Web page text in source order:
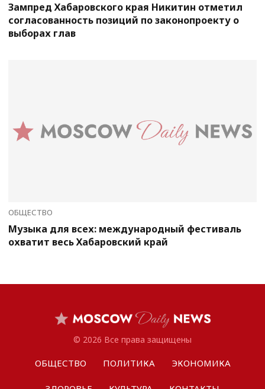
Зампред Хабаровского края Никитин отметил
согласованность позиций по законопроекту о
выборах глав
ОБЩЕСТВО
Музыка для всех: международный фестиваль
охватит весь Хабаровский край
© 2026 Все права защищены
ОБЩЕСТВО ПОЛИТИКА ЭКОНОМИКА